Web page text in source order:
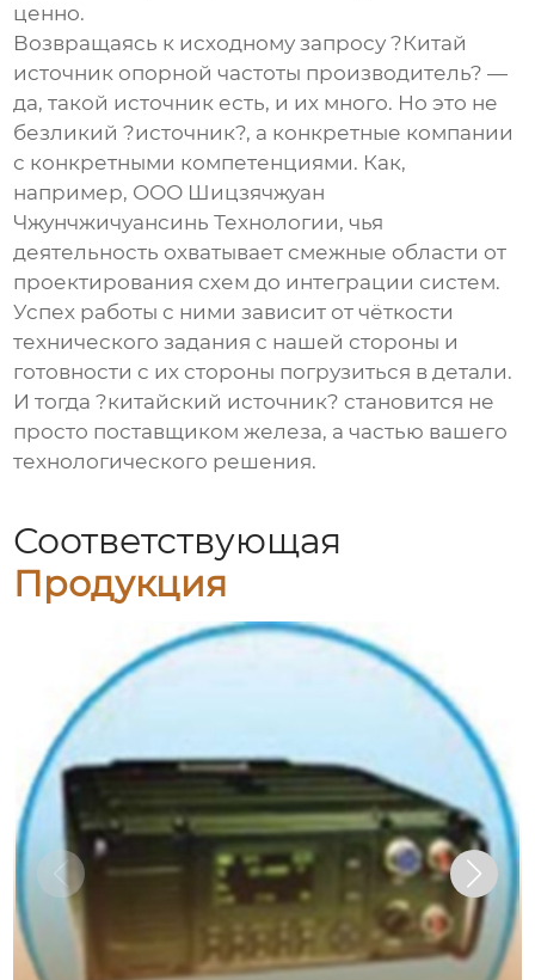
ценно.
Возвращаясь к исходному запросу ?Китай
источник опорной частоты производитель? —
да, такой источник есть, и их много. Но это не
безликий ?источник?, а конкретные компании
с конкретными компетенциями. Как,
например, ООО Шицзячжуан
Чжунчжичуансинь Технологии, чья
деятельность охватывает смежные области от
проектирования схем до интеграции систем.
Успех работы с ними зависит от чёткости
технического задания с нашей стороны и
готовности с их стороны погрузиться в детали.
И тогда ?китайский источник? становится не
просто поставщиком железа, а частью вашего
технологического решения.
Соответствующая
Продукция